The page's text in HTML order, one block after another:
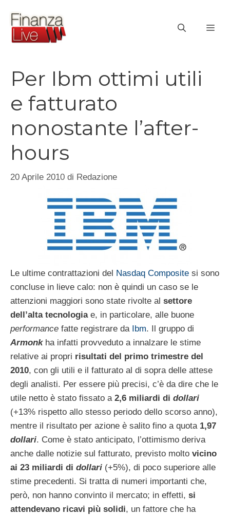
contenuto
Per Ibm ottimi utili
e fatturato
nonostante l’after-
hours
20 Aprile 2010 di Redazione
Le ultime contrattazioni del Nasdaq Composite si sono
concluse in lieve calo: non è quindi un caso se le
attenzioni maggiori sono state rivolte al settore
dell’alta tecnologiae, in particolare, alle buone
performance fatte registrare da Ibm. Il gruppo di
Armonkha infatti provveduto a innalzare le stime
relative ai propri risultati del primo trimestre del
2010, con gli utili e il fatturato al di sopra delle attese
degli analisti. Per essere più precisi, c’è da dire che le
utile netto è stato fissato a 2,6 miliardi di dollari
(+13% rispetto allo stesso periodo dello scorso anno),
mentre il risultato per azione è salito fino a quota 1,97
dollari. Come è stato anticipato, l’ottimismo deriva
anche dalle notizie sul fatturato, previsto molto vicino
ai 23 miliardi di dollari (+5%), di poco superiore alle
stime precedenti. Si tratta di numeri importanti che,
però, non hanno convinto il mercato; in effetti, si
attendevano ricavi più solidi, un fattore che ha